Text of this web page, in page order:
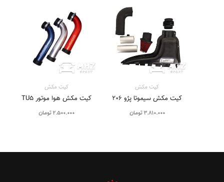
کیت مکش
کیت مکش سیموتا پژو ۲۰۶
3.810.000 تومان
کیت مکش
کیت مکش هوا موتور TU5
2.500.000تومان